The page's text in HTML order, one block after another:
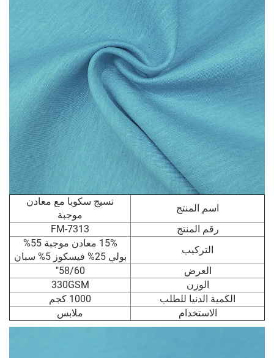
اسم المنتج
نسيج سكوبا مع معادن
موجبة
رقم المنتج
FM-7313
التركيب
15% معادن موجبة 55%
بولي 25% فيسكوز 5% سبان
العرض
58/60"
الوزن
330GSM
الكمية الدنيا للطلب
1000 كجم
الاستخدام
ملابس